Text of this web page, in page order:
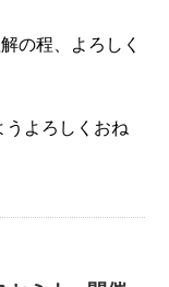
の程、よろしく
よろしくおね